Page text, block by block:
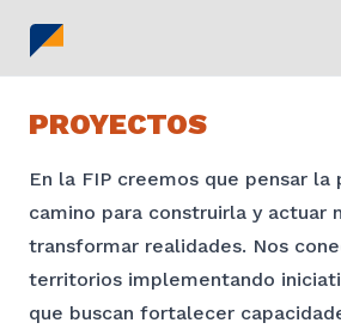
PROYECTOS
En la FIP creemos que pensar
camino para construirla y actuar
transformar realidades. Nos
territorios implementando
que buscan fortalecer